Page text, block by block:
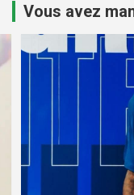
Vous avez